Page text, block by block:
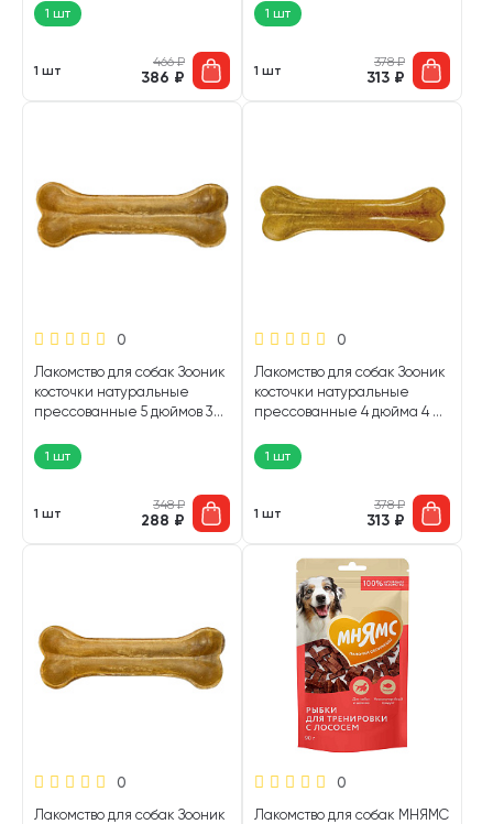
1 шт
1 шт
466₽
386 ₽
1 шт
1 шт
378₽
313 ₽
0
Лакомство для собак Зооник
косточки натуральные
прессованные 5 дюймов 3
1 шт
1 шт
348₽
288 ₽
0
Лакомство для собак Зооник
косточки натуральные
прессованные 4 дюйма 4 шт
1 шт
1 шт
378₽
313 ₽
0
Лакомство для собак Зооник
0
Лакомство для собак МНЯМС